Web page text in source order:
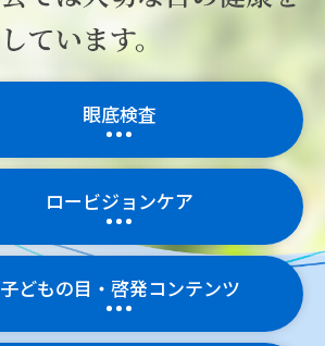
眼底検査
ロービジョンケア
子どもの目・ 啓発コンテンツ